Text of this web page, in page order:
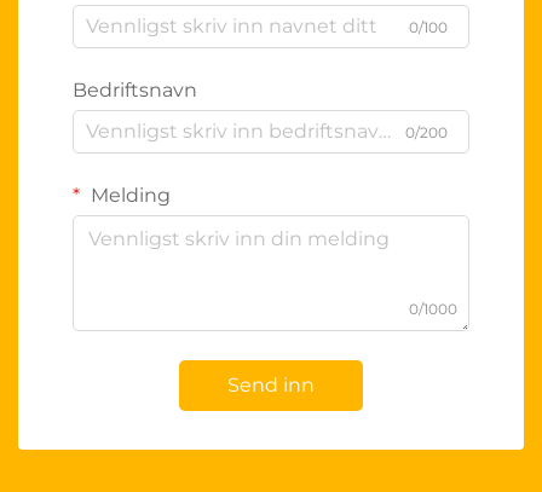
0/100
Bedriftsnavn
0/200
Melding
0/1000
Send inn